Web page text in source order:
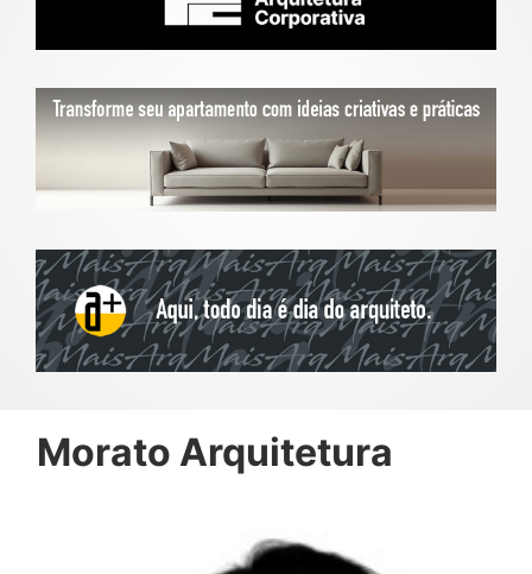
Morato Arquitetura